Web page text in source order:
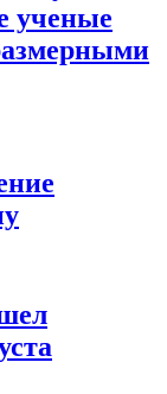
ученые